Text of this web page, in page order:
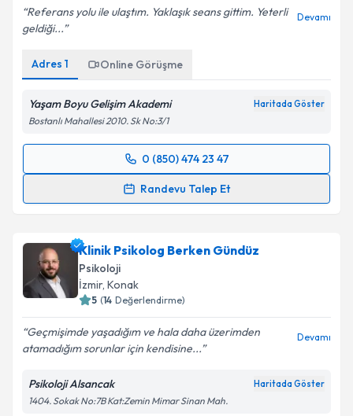
Metni'ni okudum ve kişisel verilerimin belirtilen
Referans yolu ile ulaştım. Yaklaşık seans gittim. Yeterli
geldiği...
Devamı
Adres 1 Online Görüşme
Yaşam Boyu Gelişim Akademi Haritada Göster
Bostanlı Mahallesi 2010. Sk No:3/1
0 (850) 474 23 47
Randevu Talep Et
Randevu Takvimi Talebi
almanız için bir takvim hazırlandığında e-posta ile
bilgilendireceğiz.
E-posta Adresiniz
Metni'ni okudum ve kişisel verilerimin belirtilen
kapsamda işlenmesini kabul ediyorum.
Klinik Psikolog Berken Gündüz
Psikoloji
İzmir, Konak
5 (14 Değerlendirme)
Geçmişimde yaşadığım ve hala daha üzerimden
atamadığım sorunlar için kendisine...
Devamı
Psikoloji Alsancak Haritada Göster
1404. Sokak No:7B Kat:Zemin Mimar Sinan Mah.